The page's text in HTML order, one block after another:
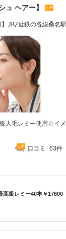
ュ ヘアー】
】JR/近鉄の各線桑名
級人毛レミー使用☆イ
口コミ 63件
高級レミー40本￥